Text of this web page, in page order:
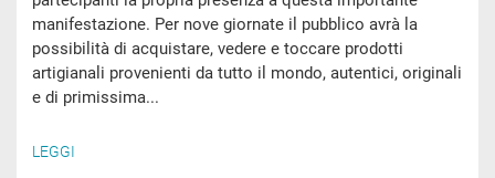
manifestazione. Per nove giornate il pubblico avrà la
possibilità di acquistare, vedere e toccare prodotti
artigianali provenienti da tutto il mondo, autentici, originali
e di primissima...
LEGGI